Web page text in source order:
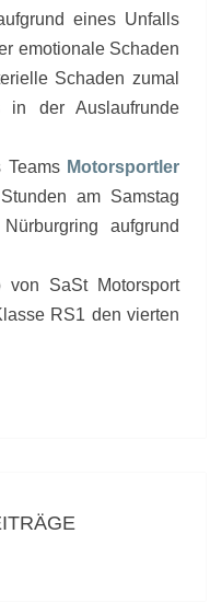
eines Unfalls
emotionale Schaden
Schaden zumal
in der Auslaufrunde
Teams Motorsportler
am Samstag
aufgrund
SaSt Motorsport
RS1 den vierten